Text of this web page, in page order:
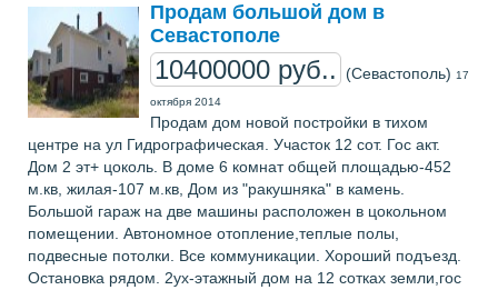
Продам большой дом в
Севастополе
10400000 руб.. (Севастополь) 17
октября 2014
Продам дом новой постройки в тихом
центре на ул Гидрографическая. Участок 12 сот. Гос акт.
Дом 2 эт+ цоколь. В доме 6 комнат общей площадью-452
м.кв, жилая-107 м.кв, Дом из "ракушняка" в камень.
Большой гараж на две машины расположен в цокольном
помещении. Автономное отопление,теплые полы,
подвесные потолки. Все коммуникации. Хороший подъезд.
Остановка рядом. 2ух-этажный дом на 12 сотках земли,гос